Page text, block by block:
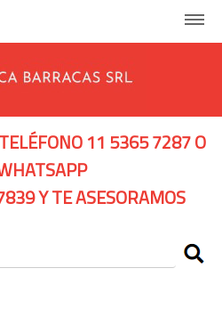
11 5365 7287 O
Y TE ASESORAMOS